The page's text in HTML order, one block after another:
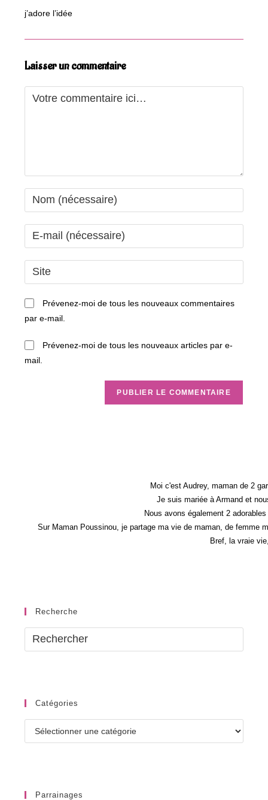
j’adore l’idée
Laisser un commentaire
Comment
Enter
your
name
comment
Enter
your
email
address
comment
Saisir
l’URL
de
(facultatif)
Prévenez-moi de tous les nouveaux commentaires
par e-mail.
Prévenez-moi de tous les nouveaux articles par e-
mail.
Moi c'est Audrey, maman de 2
Je suis mariée à Armand et
Nous avons également 2
Sur Maman Poussinou, je partage ma vie de maman, de femme
Bref, la vraie
Recherche
Catégories
Parrainages